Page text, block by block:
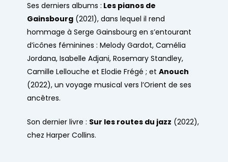
Ses derniers albums : Les pianos de
Gainsbourg(2021), dans lequel il rend
hommage à Serge Gainsbourg en s’entourant
d’icônes féminines : Melody Gardot, Camélia
Jordana, Isabelle Adjani, Rosemary Standley,
Camille Lellouche et Elodie Frégé ; et Anouch
(2022), un voyage musical vers l’Orient de ses
ancêtres.
Son dernier livre : Sur les routes du jazz (2022),
chez Harper Collins.